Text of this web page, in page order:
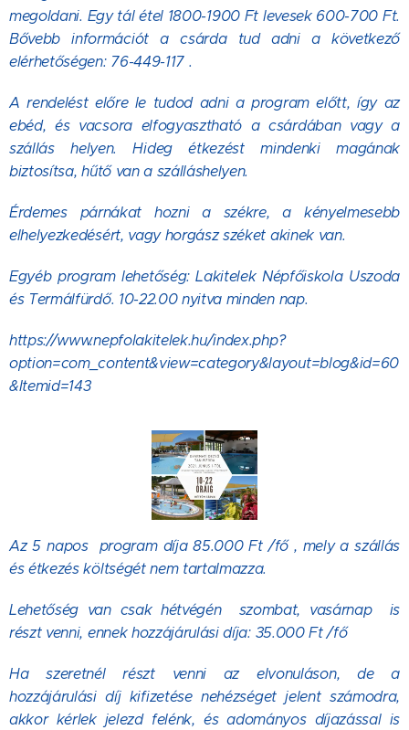
megoldani. Egy tál étel 1800-1900 Ft levesek 600-700 Ft.
Bővebb információt a csárda tud adni a következő
elérhetőségen: 76-449-117 .
A rendelést előre le tudod adni a program előtt, így az
ebéd, és vacsora elfogyasztható a csárdában vagy a
szállás helyen. Hideg étkezést mindenki magának
biztosítsa, hűtő van a szálláshelyen.
Érdemes párnákat hozni a székre, a kényelmesebb
elhelyezkedésért, vagy horgász széket akinek van.
Egyéb program lehetőség: Lakitelek Népfőiskola Uszoda
és Termálfürdő. 10-22.00 nyitva minden nap.
https://www.nepfolakitelek.hu/index.php?
option=com_content&view=category&layout=blog&id=60
&Itemid=143
Az 5 napos program díja 85.000 Ft /fő , mely a szállás
és étkezés költségét nem tartalmazza.
Lehetőség van csak hétvégén szombat, vasárnap is
részt venni, ennek hozzájárulási díja: 35.000 Ft /fő
Ha szeretnél részt venni az elvonuláson, de a
hozzájárulási díj kifizetése nehézséget jelent számodra,
akkor kérlek jelezd felénk, és adományos díjazással is